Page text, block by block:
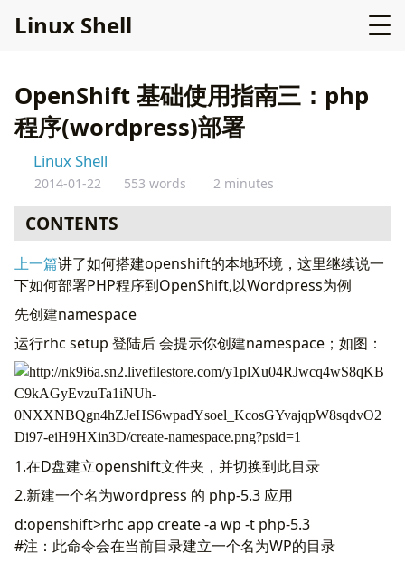
Linux Shell
OpenShift 基础使用指南三：php
程序(wordpress)部署
Linux Shell
2014-01-22 553 words 2 minutes
CONTENTS
上一篇讲了如何搭建openshift的本地环境，这里继续说一
下如何部署PHP程序到OpenShift,以Wordpress为例
先创建namespace
运行rhc setup 登陆后 会提示你创建namespace；如图：
1.在D盘建立openshift文件夹，并切换到此目录
2.新建一个名为wordpress 的 php-5.3 应用
d:openshift>rhc app create -a wp -t php-5.3
#注：此命令会在当前目录建立一个名为WP的目录